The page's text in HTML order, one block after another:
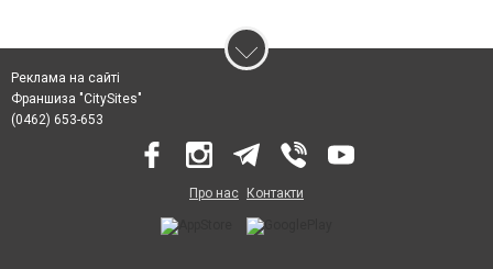
Реклама на сайті
Франшиза "CitySites"
(0462) 653-653
Про нас Контакти